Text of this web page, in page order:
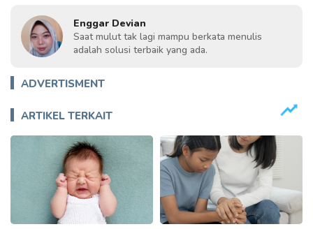
Enggar Devian
Saat mulut tak lagi mampu berkata menulis
adalah solusi terbaik yang ada.
ADVERTISMENT
ARTIKEL TERKAIT